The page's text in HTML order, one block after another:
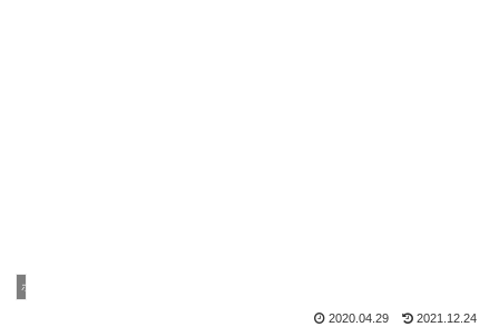
ホテル宿泊記
2020.04.29 2021.12.24